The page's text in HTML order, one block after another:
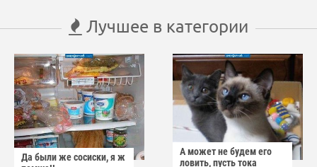
Лучшее в категории
Да были же сосиски, я ж
А может не будем его
ловить, пусть тока